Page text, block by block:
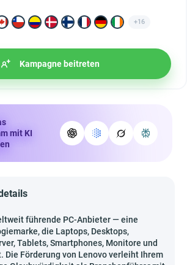
+16
Kampagne beitreten
mit KI
führende PC-Anbieter — eine
die Laptops, Desktops,
Tablets, Smartphones, Monitore und
Die Förderung von Lenovo verleiht Ihrem